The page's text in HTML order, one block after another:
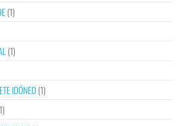
(1)
(1)
IDÓNEO (1)